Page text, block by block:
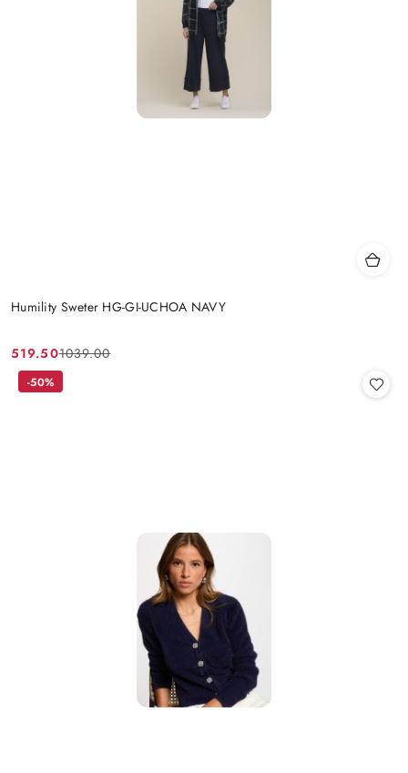
Humility Sweter HG-GI-UCHOA NAVY
Cena
promocyjna:
519.50
Cena
przed
1039.00
-50%